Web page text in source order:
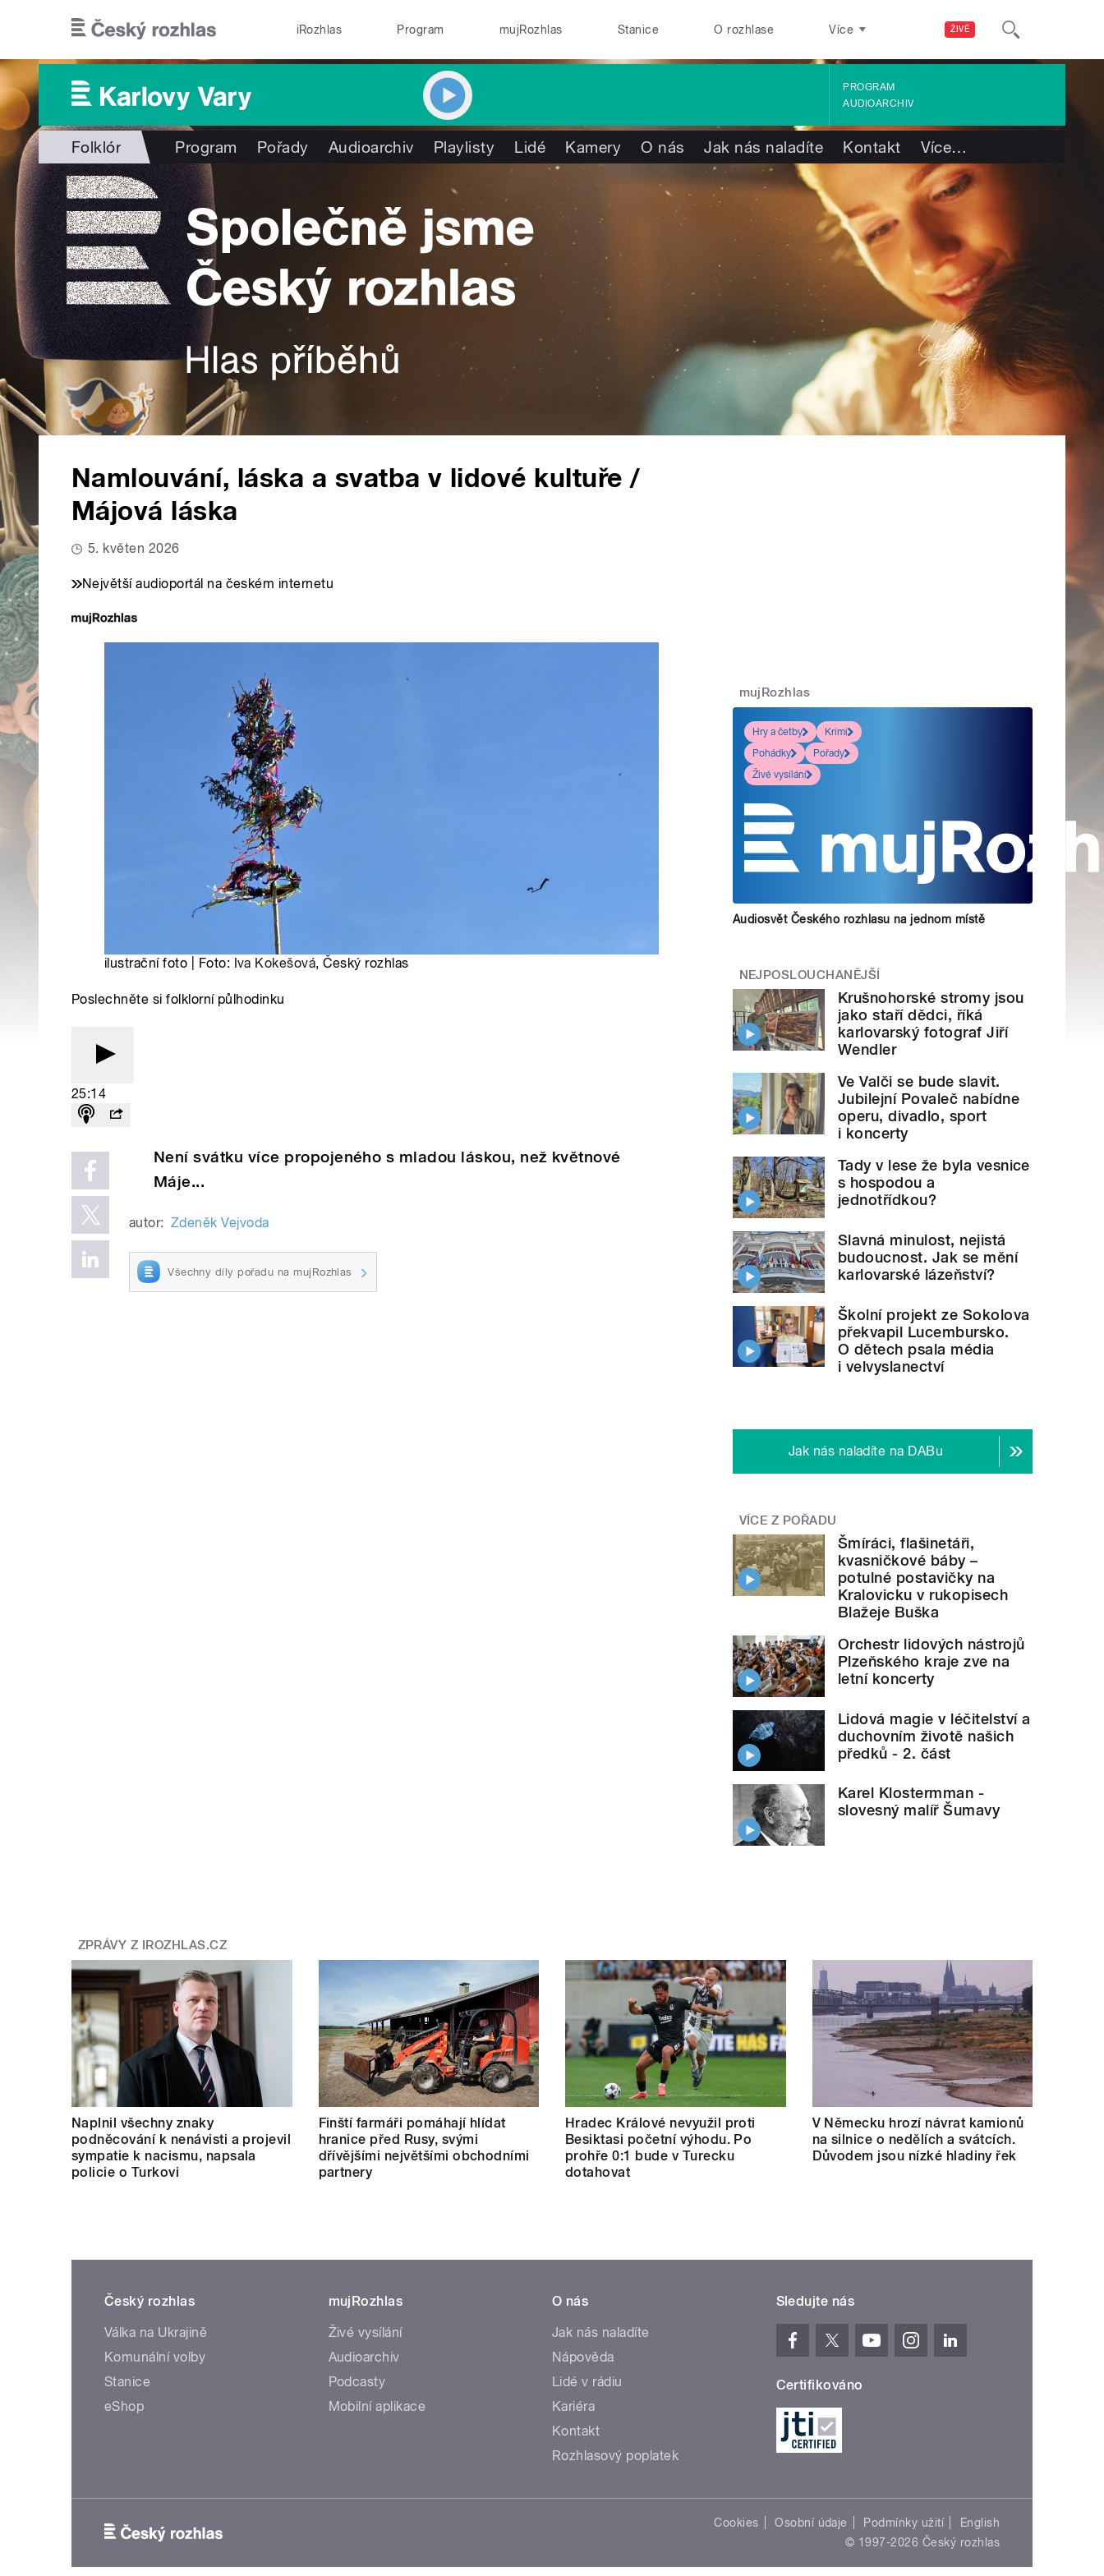
ŽIVĚ
iRozhlas Program mujRozhlas Stanice O rozhlase Více
PROGRAM
AUDIOARCHIV
Folklór Program Pořady Audioarchiv Playlisty Lidé Kamery O nás Jak nás naladíte Kontakt Více…
Namlouvání, láska a svatba v lidové kultuře /
Májová láska
5. květen 2026
Největší audioportál na českém internetu
ilustrační foto | Foto: Iva Kokešová, Český rozhlas
Poslechněte si folklorní půlhodinku
25:14
Není svátku více propojeného s mladou láskou, než květnové
Máje...
autor: Zdeněk Vejvoda
Všechny díly pořadu na mujRozhlas
mujRozhlas
Hry a četby
Krimi
Pohádky
Pořady
Živé vysílání
Audiosvět Českého rozhlasu na jednom místě
NEJPOSLOUCHANĚJŠÍ
Krušnohorské stromy jsou
jako staří dědci, říká
karlovarský fotograf Jiří
Wendler
Ve Valči se bude slavit.
Jubilejní Povaleč nabídne
operu, divadlo, sport
i koncerty
Tady v lese že byla vesnice
s hospodou a
jednotřídkou?
Slavná minulost, nejistá
budoucnost. Jak se mění
karlovarské lázeňství?
Školní projekt ze Sokolova
překvapil Lucembursko.
O dětech psala média
i velvyslanectví
Jak nás naladíte na DABu
VÍCE Z POŘADU
Šmíráci, flašinetáři,
kvasničkové báby –
potulné postavičky na
Kralovicku v rukopisech
Blažeje Buška
Orchestr lidových nástrojů
Plzeňského kraje zve na
letní koncerty
Lidová magie v léčitelství a
duchovním životě našich
předků - 2. část
Karel Klostermman -
slovesný malíř Šumavy
ZPRÁVY Z IROZHLAS.CZ
Naplnil všechny znaky
podněcování k nenávisti a projevil
sympatie k nacismu, napsala
policie o Turkovi
Finští farmáři pomáhají hlídat
hranice před Rusy, svými
dřívějšími největšími obchodními
partnery
Hradec Králové nevyužil proti
Besiktasi početní výhodu. Po
prohře 0:1 bude v Turecku
dotahovat
V Německu hrozí návrat kamionů
na silnice o nedělích a svátcích.
Důvodem jsou nízké hladiny řek
Český rozhlas
Válka na Ukrajině
Komunální volby
Stanice
eShop
mujRozhlas
Živé vysílání
Audioarchiv
Podcasty
Mobilní aplikace
O nás
Jak nás naladíte
Nápověda
Lidé v rádiu
Kariéra
Kontakt
Rozhlasový poplatek
Sledujte nás
Certifikováno
Cookies Osobní údaje Podmínky užití
English
© 1997-2026 Český rozhlas